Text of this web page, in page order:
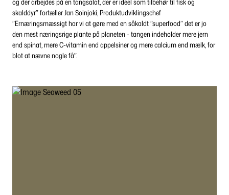
skalddyr” fortæller Jan Soinjoki, Produktudviklingschef
”Ernæringsmæssigt har vi at gøre med en såkaldt ”superfood” det er jo
den mest næringsrige plante på planeten - tangen indeholder mere jern
end spinat, mere C-vitamin end appelsiner og mere calcium end mælk, for
blot at nævne nogle få”.